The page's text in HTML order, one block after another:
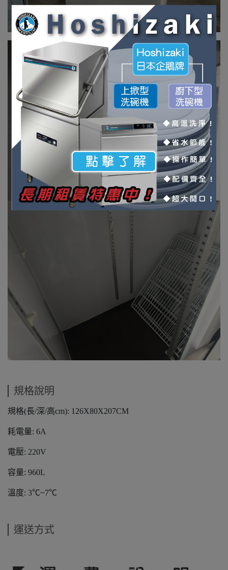
規格說明
規格(長/深/高cm): 126X80X207CM
耗電量: 6A
電壓: 220V
容量: 960L
溫度: 3℃~7℃
運送方式